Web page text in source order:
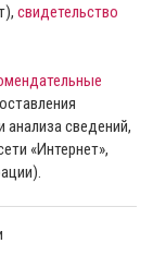
свидетельство
сведений,
«Интернет»,